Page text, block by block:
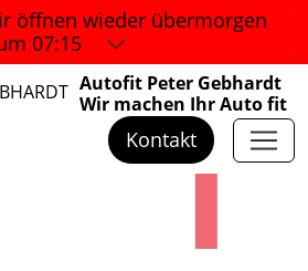
öffnen wieder übermorgen
07:15
Autofit Peter Gebhardt
Wir machen Ihr Auto fit
Kontakt